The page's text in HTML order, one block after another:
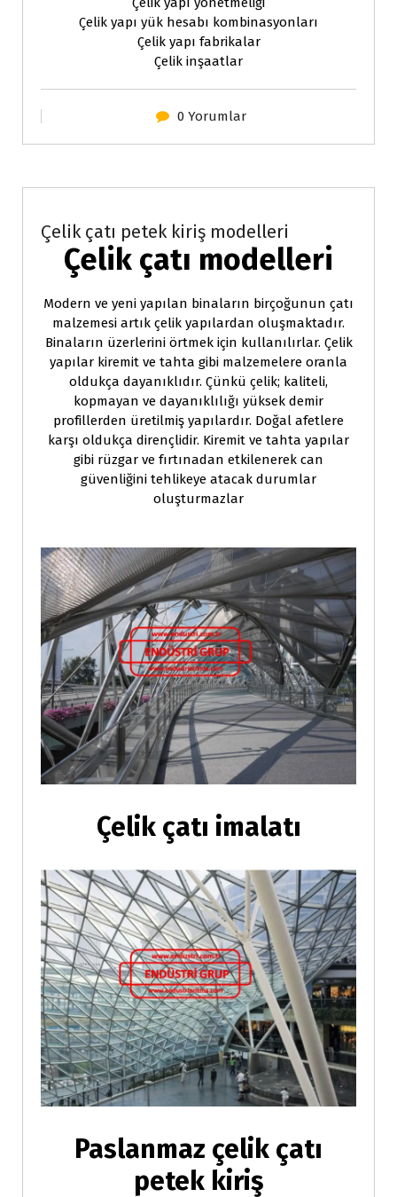
Çelik yapı yük hesabı kombinasyonları
Çelik yapı fabrikalar
Çelik inşaatlar
0 Yorumlar
Çelik çatı petek kiriş modelleri
Çelik çatı modelleri
Modern ve yeni yapılan binaların birçoğunun çatı
malzemesi artık çelik yapılardan oluşmaktadır.
Binaların üzerlerini örtmek için kullanılırlar. Çelik
yapılar kiremit ve tahta gibi malzemelere oranla
oldukça dayanıklıdır. Çünkü çelik; kaliteli,
kopmayan ve dayanıklılığı yüksek demir
profillerden üretilmiş yapılardır. Doğal afetlere
karşı oldukça dirençlidir. Kiremit ve tahta yapılar
gibi rüzgar ve fırtınadan etkilenerek can
güvenliğini tehlikeye atacak durumlar
oluşturmazlar
Çelik çatı imalatı
Paslanmaz çelik çatı
petek kiriş